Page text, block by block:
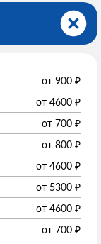
от 900 ₽
от 4600 ₽
от 700 ₽
от 800 ₽
от 4600 ₽
от 5300 ₽
от 4600 ₽
от 700 ₽